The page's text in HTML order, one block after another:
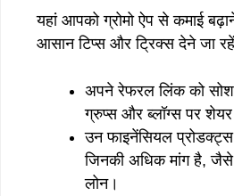
यहां आपको ग्रोमो ऐप से कमाई
आसान टिप्स और ट्रिक्स देने जा
अपने रेफरल लिंक को
ग्रुप्स और ब्लॉग्स पर
उन फाइनेंसियल
जिनकी अधिक मांग है,
लोन।